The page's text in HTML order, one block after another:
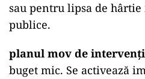
sau pentru lipsa de
publice.
planul mov de
buget mic. Se activează